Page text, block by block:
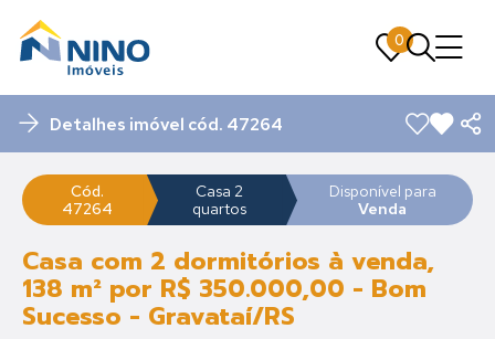
0
0
Detalhes imóvel cód. 47264
Cód.
47264
Casa 2
quartos
Disponível para
Venda
Casa com 2 dormitórios à venda,
138 m² por R$ 350.000,00 - Bom
Sucesso - Gravataí/RS